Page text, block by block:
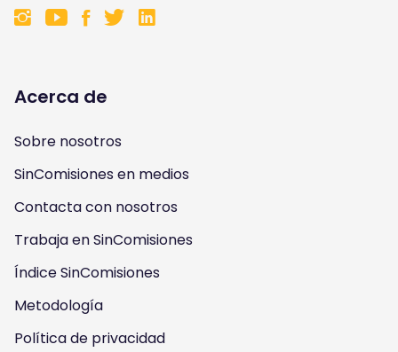
F
l
l
o
w
u
s
o
F
l
o
w
u
s
o
F
l
o
w
u
s
o
F
l
o
w
u
s
Acerca de
Sobre nosotros
SinComisiones en medios
Contacta con nosotros
Trabaja en SinComisiones
Índice SinComisiones
Metodología
Política de privacidad